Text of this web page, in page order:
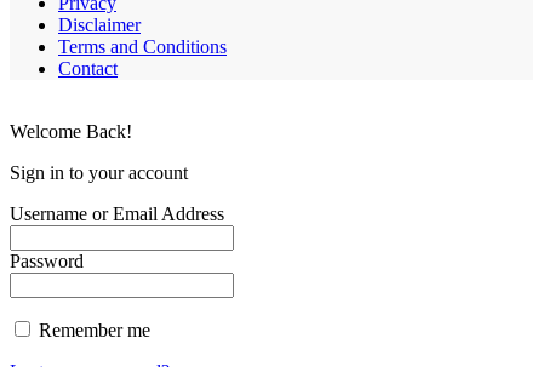
Disclaimer
Terms and Conditions
Contact
Welcome Back!
Sign in to your account
Username or Email Address
Password
Remember me